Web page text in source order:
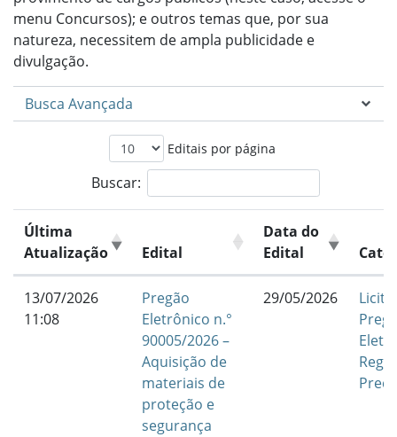
menu Concursos); e outros temas que, por sua
natureza, necessitem de ampla publicidade e
divulgação.
Busca Avançada
Editais por página
Buscar:
Última
Atualização
Edital
Data do
Edital
13/07/2026
11:08
Pregão
Eletrônico n.°
90005/2026 –
Aquisição de
materiais de
proteção e
segurança
29/05/2026